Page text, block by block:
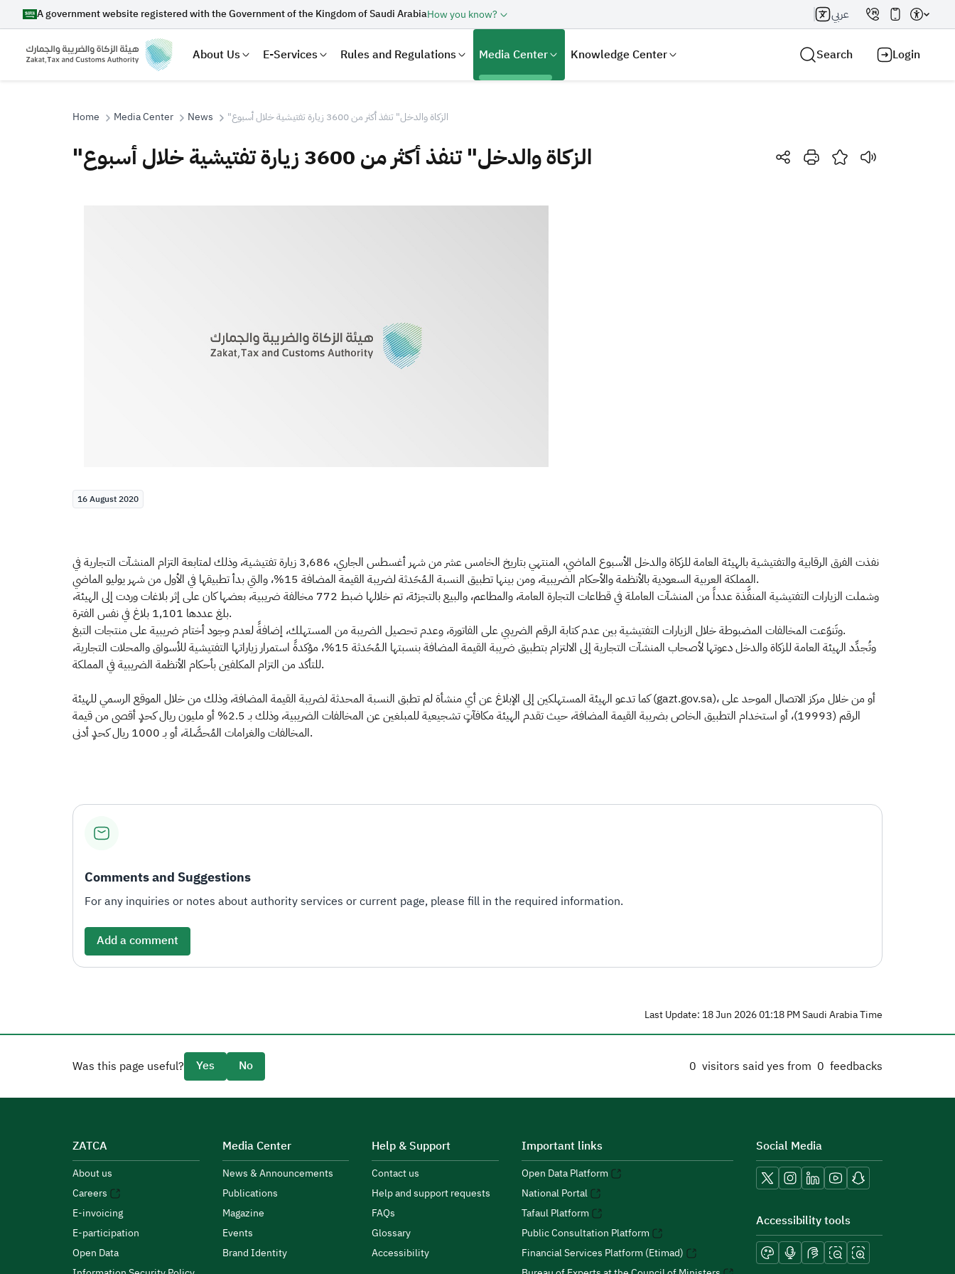
A government website registered with the Government of the Kingdom of Saudi ArabiaHow you know? عربي
About Us E-Services Rules and Regulations Media Center Knowledge Center Search Login
Search
Home Media Center News "الزكاة والدخل" تنفذ أكثر من 3600 زيارة تفتيشية خلال أسبوع
"الزكاة والدخل" تنفذ أكثر من 3600 زيارة تفتيشية خلال أسبوع
16 August 2020
نفذت الفرق الرقابية والتفتيشية بالهيئة العامة للزكاة والدخل الأسبوع الماضي، المنتهي بتاريخ الخامس عشر من شهر أغسطس الجاري، 3,686 زيارة تفتيشية، وذلك لمتابعة التزام المنشآت التجارية في
المملكة العربية السعودية بالأنظمة والأحكام الضريبية، ومن بينها تطبيق النسبة الـمُحَدثة لضريبة القيمة المضافة 15%، والتي بدأ تطبيقها في الأول من شهر يوليو الماضي.
وشملت الزيارات التفتيشية المنفَّذة عدداً من المنشآت العاملة في قطاعات التجارة العامة، والمطاعم، والبيع بالتجزئة، تم خلالها ضبط 772 مخالفة ضريبية، بعضها كان على إثر بلاغات وردت إلى الهيئة،
بلغ عددها 1,101 بلاغ في نفس الفترة.
وتَنوّعت المخالفات المضبوطة خلال الزيارات التفتيشية بين عدم كتابة الرقم الضريبي على الفاتورة، وعدم تحصيل الضريبة من المستهلك، إضافةً لعدم وجود أختام ضريبية على منتجات التبغ.
وتُجدِّد الهيئة العامة للزكاة والدخل دعوتها لأصحاب المنشآت التجارية إلى الالتزام بتطبيق ضريبة القيمة المضافة بنسبتها الـمُحَدثة 15%، مؤكدةً استمرار زياراتها التفتيشية للأسواق والمحلات التجارية،
للتأكد من التزام المكلفين بأحكام الأنظمة الضريبية في المملكة.
كما تدعو الهيئة المستهلكين إلى الإبلاغ عن أي منشأة لم تطبق النسبة المحدثة لضريبة القيمة المضافة، وذلك من خلال الموقع الرسمي للهيئة (gazt.gov.sa)، أو من خلال مركز الاتصال الموحد على
الرقم (19993)، أو استخدام التطبيق الخاص بضريبة القيمة المضافة، حيث تقدم الهيئة مكافآتٍ تشجيعية للمبلغين عن المخالفات الضريبية، وذلك بـ 2.5% أو مليون ريال كحدٍ أقصى من قيمة
المخالفات والغرامات المُحصَّلة، أو بـ 1000 ريال كحدٍ أدنى.​
Comments and Suggestions
For any inquiries or notes about authority services or current page, please fill in the required information.
Add a comment
Last Update: 18 Jun 2026 01:18 PM Saudi Arabia Time
0 visitors said yes from 0 feedbacks
Was this page useful? Yes No
ZATCA
About us
Careers
E-invoicing
E-participation
Open Data
Media Center
News & Announcements
Publications
Magazine
Events
Brand Identity
Help & Support
Contact us
Help and support requests
FAQs
Glossary
Accessibility
Important links
Open Data Platform
National Portal
Tafaul Platform
Public Consultation Platform
Financial Services Platform (Etimad)
Social Media
Accessibility tools